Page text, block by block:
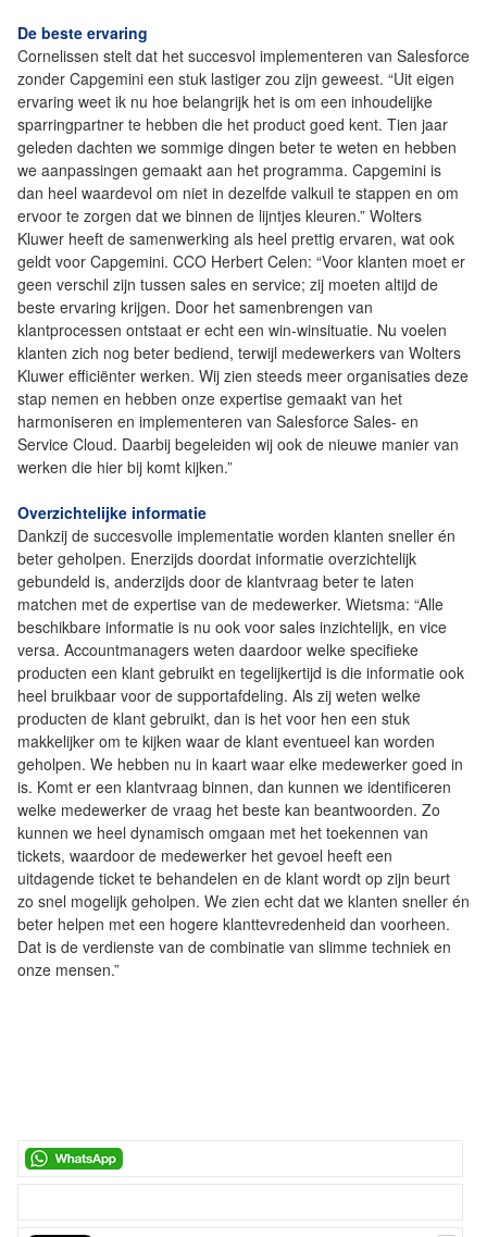
De beste ervaring
Cornelissen stelt dat het succesvol implementeren van Salesforce
zonder Capgemini een stuk lastiger zou zijn geweest. “Uit eigen
ervaring weet ik nu hoe belangrijk het is om een inhoudelijke
sparringpartner te hebben die het product goed kent. Tien jaar
geleden dachten we sommige dingen beter te weten en hebben
we aanpassingen gemaakt aan het programma. Capgemini is
dan heel waardevol om niet in dezelfde valkuil te stappen en om
ervoor te zorgen dat we binnen de lijntjes kleuren.” Wolters
Kluwer heeft de samenwerking als heel prettig ervaren, wat ook
geldt voor Capgemini. CCO Herbert Celen: “Voor klanten moet er
geen verschil zijn tussen sales en service; zij moeten altijd de
beste ervaring krijgen. Door het samenbrengen van
klantprocessen ontstaat er echt een win-winsituatie. Nu voelen
klanten zich nog beter bediend, terwijl medewerkers van Wolters
Kluwer efficiënter werken. Wij zien steeds meer organisaties deze
stap nemen en hebben onze expertise gemaakt van het
harmoniseren en implementeren van Salesforce Sales- en
Service Cloud. Daarbij begeleiden wij ook de nieuwe manier van
werken die hier bij komt kijken.”
Overzichtelijke informatie
Dankzij de succesvolle implementatie worden klanten sneller én
beter geholpen. Enerzijds doordat informatie overzichtelijk
gebundeld is, anderzijds door de klantvraag beter te laten
matchen met de expertise van de medewerker. Wietsma: “Alle
beschikbare informatie is nu ook voor sales inzichtelijk, en vice
versa. Accountmanagers weten daardoor welke specifieke
producten een klant gebruikt en tegelijkertijd is die informatie ook
heel bruikbaar voor de supportafdeling. Als zij weten welke
producten de klant gebruikt, dan is het voor hen een stuk
makkelijker om te kijken waar de klant eventueel kan worden
geholpen. We hebben nu in kaart waar elke medewerker goed in
is. Komt er een klantvraag binnen, dan kunnen we identificeren
welke medewerker de vraag het beste kan beantwoorden. Zo
kunnen we heel dynamisch omgaan met het toekennen van
tickets, waardoor de medewerker het gevoel heeft een
uitdagende ticket te behandelen en de klant wordt op zijn beurt
zo snel mogelijk geholpen. We zien echt dat we klanten sneller én
beter helpen met een hogere klanttevredenheid dan voorheen.
Dat is de verdienste van de combinatie van slimme techniek en
onze mensen.”